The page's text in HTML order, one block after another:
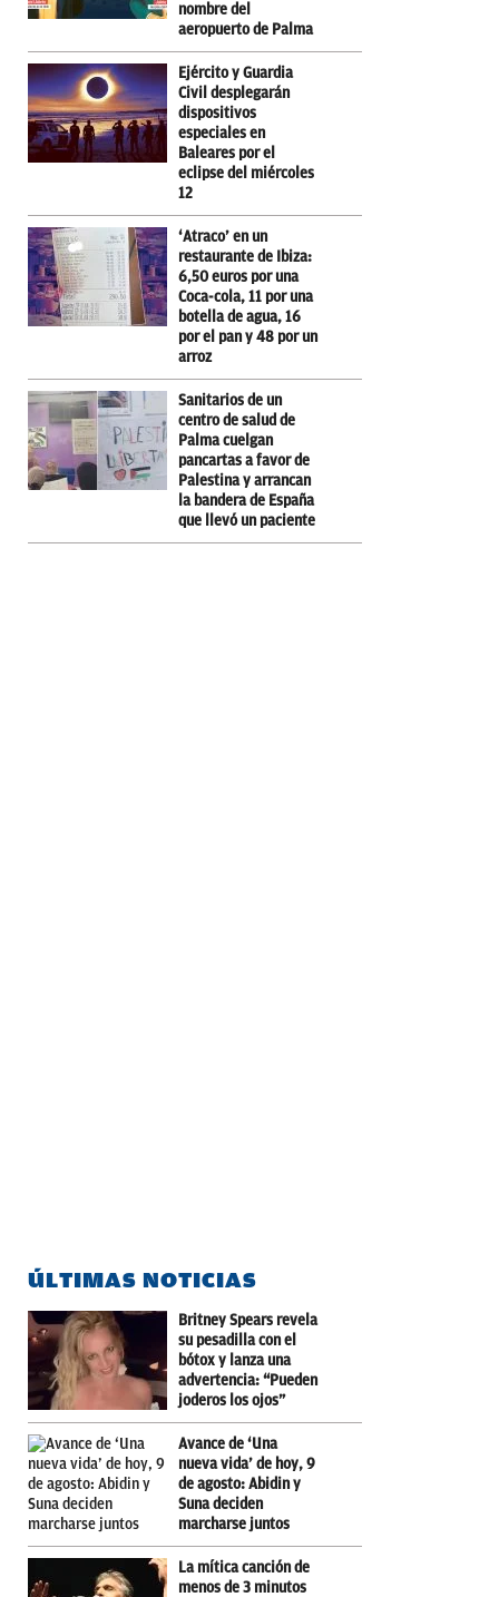
nombre del
aeropuerto de Palma
Ejército y Guardia
Civil desplegarán
dispositivos
especiales en
Baleares por el
eclipse del miércoles
12
‘Atraco’ en un
restaurante de Ibiza:
6,50 euros por una
Coca-cola, 11 por una
botella de agua, 16
por el pan y 48 por un
arroz
Sanitarios de un
centro de salud de
Palma cuelgan
pancartas a favor de
Palestina y arrancan
la bandera de España
que llevó un paciente
ÚLTIMAS NOTICIAS
Britney Spears revela
su pesadilla con el
bótox y lanza una
advertencia: “Pueden
joderos los ojos”
Avance de ‘Una
nueva vida’ de hoy, 9
de agosto: Abidin y
Suna deciden
marcharse juntos
La mítica canción de
menos de 3 minutos